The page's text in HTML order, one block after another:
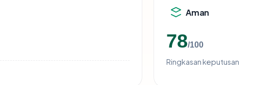
Aman
78/100
Ringkasan keputusan